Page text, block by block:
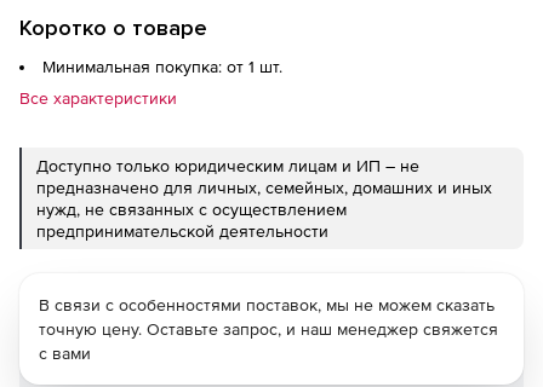
Коротко о товаре
Минимальная покупка: от 1 шт.
Все характеристики
Доступно только юридическим лицам и ИП – не
предназначено для личных, семейных, домашних и иных
нужд, не связанных с осуществлением
предпринимательской деятельности
В связи с особенностями поставок, мы не можем сказать
точную цену. Оставьте запрос, и наш менеджер свяжется
с вами